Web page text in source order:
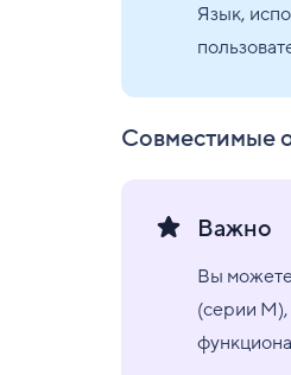
Язык,
Совместимые
Важно
Вы
(серии